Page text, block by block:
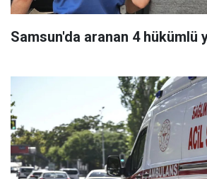
Samsun'da aranan 4 hükümlü